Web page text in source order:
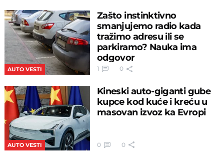
AUTO VESTI
Zašto instinktivno
smanjujemo radio kada
tražimo adresu ili se
parkiramo? Nauka ima
odgovor
1 0
AUTO VESTI
Kineski auto-giganti gube
kupce kod kuće i kreću u
masovan izvoz ka Evropi
0 0